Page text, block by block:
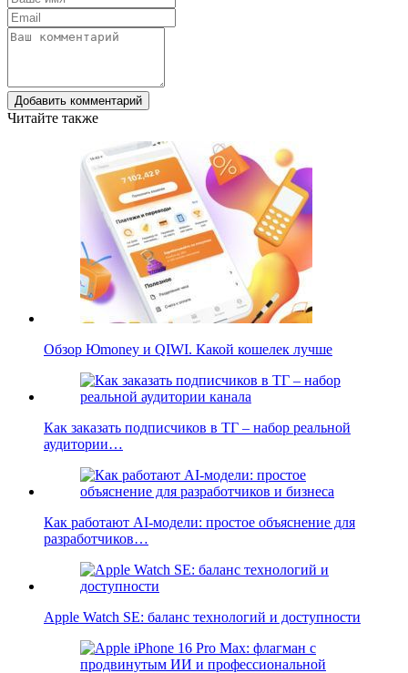
Добавить комментарий
Читайте также
Обзор Юmoney и QIWI. Какой кошелек лучше
Как заказать подписчиков в ТГ – набор реальной
аудитории…
Как работают AI-модели: простое объяснение для
разработчиков…
Apple Watch SE: баланс технологий и доступности